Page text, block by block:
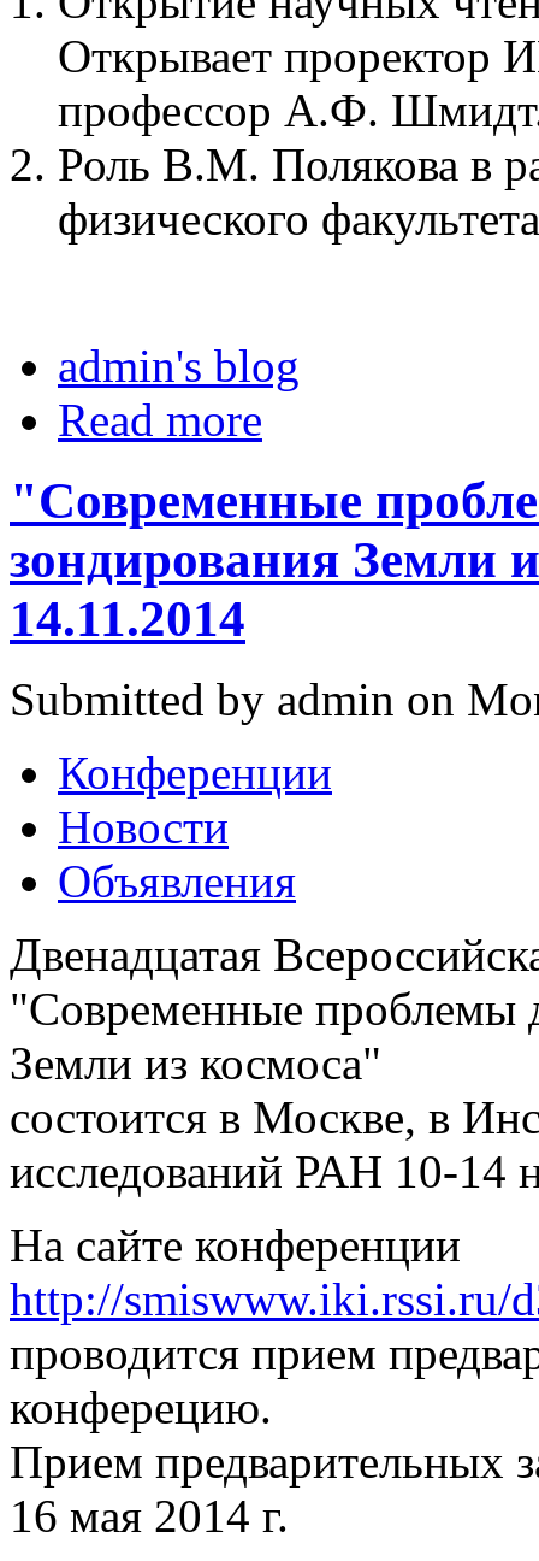
Открывает проректор
профессор А.Ф.
Роль В.М. Полякова в
физического
admin's blog
Read more
"Современные
зондирования
14.11.2014
Submitted by admin on
Конференции
Новости
Объявления
Двенадцатая
"Современные проблемы
Земли из космоса"
состоится в Москве, в
исследований РАН 10-14
На сайте конференции
http://smiswww.iki.rssi.ru/
проводится прием
конферецию.
Прием предварительных
16 мая 2014 г.